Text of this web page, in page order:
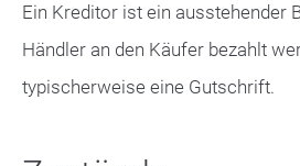
Ein Kreditor ist ein ausstehender
Händler an den Käufer bezahlt
typischerweise eine Gutschrift.